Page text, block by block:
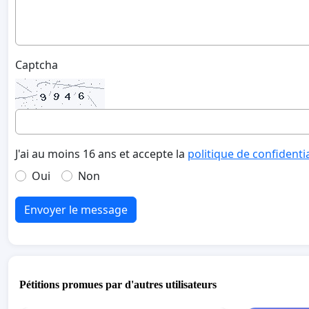
Captcha
J'ai au moins 16 ans et accepte la politique de
Oui
Non
Envoyer le message
Pétitions promues par d'autres utilisateurs